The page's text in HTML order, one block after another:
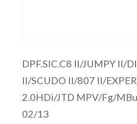
DPF.SIC.C8 II/JUMPY II/
II/SCUDO II/807 II/
2.0HDi/JTD MPV/Fg/
02/13